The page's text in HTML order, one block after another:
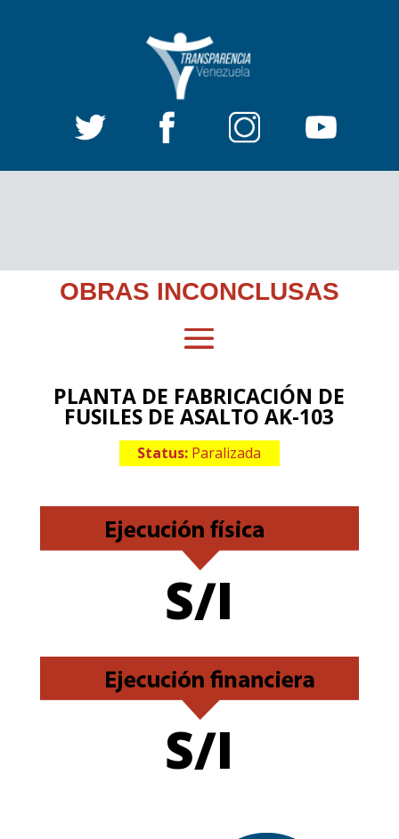
OBRAS INCONCLUSAS
PLANTA DE FABRICACIÓN DE
FUSILES DE ASALTO AK-103
Status: Paralizada
S/I
S/I